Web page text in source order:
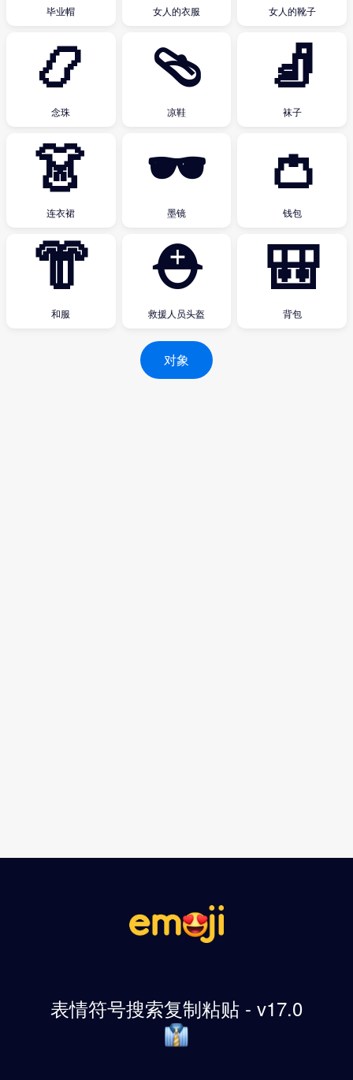
毕业帽 女人的衣服 女人的靴子
📿
念珠
🩴
凉鞋
🧦
袜子
👗
连衣裙
🕶
墨镜
👛
钱包
👘
和服
⛑
救援人员头盔
🎒
背包
对象
表情符号搜索复制粘贴 - v17.0